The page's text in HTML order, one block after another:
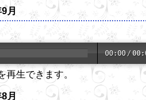
月
00:00 /
生できます。
8月